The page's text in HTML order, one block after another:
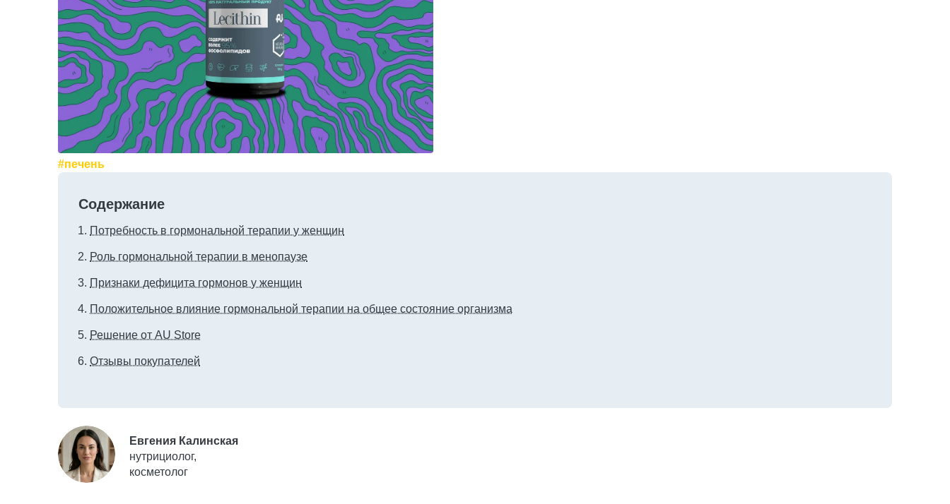
#печень
Содержание
Потребность в гормональной терапии у женщин
Роль гормональной терапии в менопаузе
Признаки дефицита гормонов у женщин
Положительное влияние гормональной терапии на общее состояние организма
Решение от AU Store
Отзывы покупателей
Евгения Калинская
нутрициолог,
косметолог